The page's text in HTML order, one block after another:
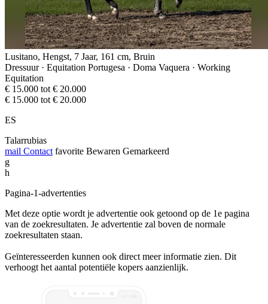
Lusitano, Hengst, 7 Jaar, 161 cm, Bruin
Dressuur · Equitation Portugesa · Doma Vaquera · Working
Equitation
€ 15.000 tot € 20.000
€ 15.000 tot € 20.000
ES
Talarrubias
mail Contact favorite Bewaren Gemarkeerd
g
h
Pagina-1-advertenties
Met deze optie wordt je advertentie ook getoond op de 1e pagina
van de zoekresultaten. Je advertentie zal boven de normale
zoekresultaten staan.
Geïnteresseerden kunnen ook direct meer informatie zien. Dit
verhoogt het aantal potentiële kopers aanzienlijk.